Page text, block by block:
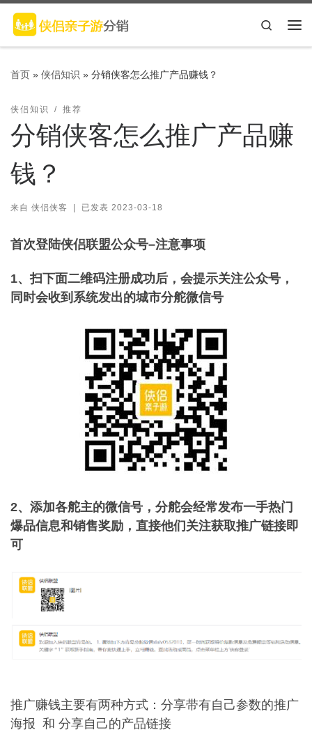
Skip to content
Search
首页 » 侠侣知识 » 分销侠客怎么推广产品赚钱？
侠侣知识 推荐
分销侠客怎么推广产品赚
钱？
来自 侠侣侠客 | 已发表 2023-03-18
首次登陆侠侣联盟公众号–注意事项
1、扫下面二维码注册成功后，会提示关注公众号，
同时会收到系统发出的城市分舵微信号
2、添加各舵主的微信号，分舵会经常发布一手热门
爆品信息和销售奖励，直接他们关注获取推广链接即
可
推广赚钱主要有两种方式：分享带有自己参数的推广
海报 和 分享自己的产品链接